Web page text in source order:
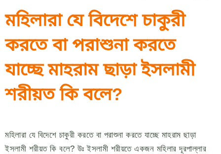
মহিলারা যে বিদেশে চাকুরী
করতে বা পরাশুনা করতে
যাচ্ছে মাহরাম ছাড়া ইসলামী
শরীয়ত কি বলে?
মহিলারা যে বিদেশে চাকুরী করতে বা পরাশুনা করতে যাচ্ছে মাহরাম ছাড়া
ইসলামী শরীয়ত কি বলে? উঃ ইসলামী শরীয়তে একজন মহিলার দূরপাল্লার